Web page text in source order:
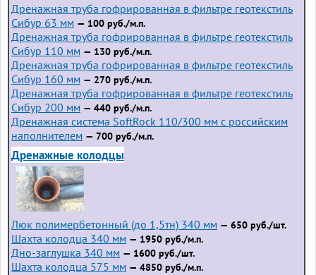
Дренажная труба гофрированная в фильтре геотекстиль
Сибур 63 мм — 100 руб./м.п.
Дренажная труба гофрированная в фильтре геотекстиль
Сибур 110 мм — 130 руб./м.п.
Дренажная труба гофрированная в фильтре геотекстиль
Сибур 160 мм — 270 руб./м.п.
Дренажная труба гофрированная в фильтре геотекстиль
Сибур 200 мм — 440 руб./м.п.
Дренажная система SoftRock 110/300 мм с российским
наполнителем — 700 руб./м.п.
Дренажные колодцы
Люк полимербетонный (до 1,5тн) 340 мм — 650 руб./шт.
Шахта колодца 340 мм — 1950 руб./м.п.
Дно-заглушка 340 мм — 1600 руб./шт.
Шахта колодца 575 мм — 4850 руб./м.п.